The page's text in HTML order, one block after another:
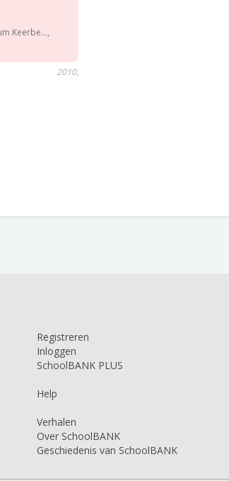
Keerbe...,
2010,
Registreren
Inloggen
SchoolBANK PLUS
Help
Verhalen
Over SchoolBANK
Geschiedenis van SchoolBANK